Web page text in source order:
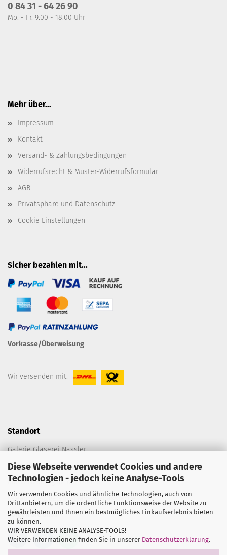
Diese Webseite verwendet Cookies und andere
Technologien - jedoch keine Analyse-Tools
Wir verwenden Cookies und ähnliche Technologien, auch von
Drittanbietern, um die ordentliche Funktionsweise der Website zu
gewährleisten und Ihnen ein bestmögliches Einkaufserlebnis bieten
zu können.
WIR VERWENDEN KEINE ANALYSE-TOOLS!
Weitere Informationen finden Sie in unserer Datenschutzerklärung.
0 84 31 - 64 26 90
Mo. - Fr. 9.00 - 18.00 Uhr
Mehr über...
Impressum
Kontakt
Versand- & Zahlungsbedingungen
Widerrufsrecht & Muster-Widerrufsformular
AGB
Privatsphäre und Datenschutz
Cookie Einstellungen
Sicher bezahlen mit...
Vorkasse/Überweisung
Wir versenden mit:
Standort
Galerie Glaserei Nassler
Spitalplatz C 198
86633 Neuburg an der Donau
E-Mail:die@galerie-glaserei-nassler.de
Folgen Sie uns...